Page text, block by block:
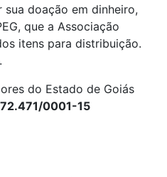
doação em dinheiro,
que a Associação
itens para distribuição.
do Estado de Goiás
0001-15